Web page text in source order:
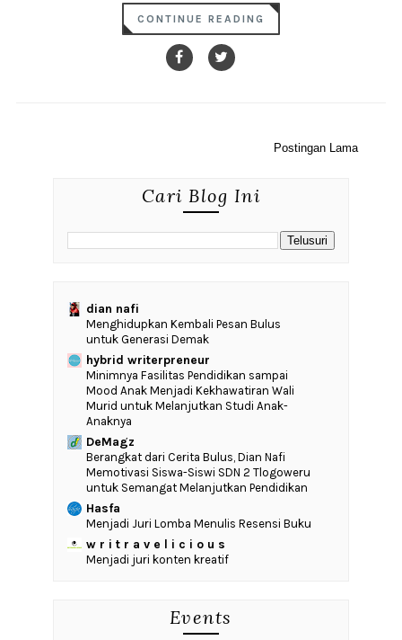
CONTINUE READING
Postingan Lama
Cari Blog Ini
dian nafi
Menghidupkan Kembali Pesan Bulus
untuk Generasi Demak
hybrid writerpreneur
‎Minimnya Fasilitas Pendidikan sampai
Mood Anak Menjadi Kekhawatiran Wali
Murid untuk Melanjutkan Studi Anak-
Anaknya
DeMagz
‎Berangkat dari Cerita Bulus, Dian Nafi
Memotivasi Siswa-Siswi SDN 2 Tlogoweru
untuk Semangat Melanjutkan Pendidikan
Hasfa
Menjadi Juri Lomba Menulis Resensi Buku
w r i t r a v e l i c i o u s
Menjadi juri konten kreatif
Events